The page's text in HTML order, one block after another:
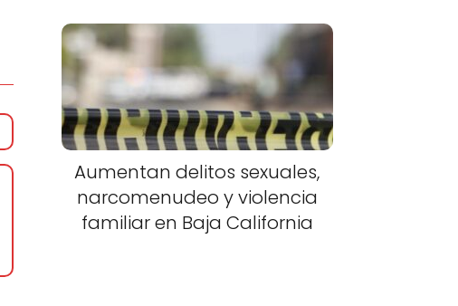
Aumentan delitos sexuales,
narcomenudeo y violencia
familiar en Baja California